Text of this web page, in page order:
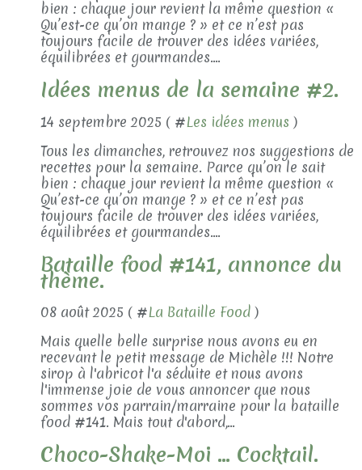
bien : chaque jour revient la même question «
Qu’est-ce qu’on mange ? » et ce n’est pas
toujours facile de trouver des idées variées,
équilibrées et gourmandes....
Idées menus de la semaine #2.
14 septembre 2025 ( #Les idées menus )
Tous les dimanches, retrouvez nos suggestions de
recettes pour la semaine. Parce qu’on le sait
bien : chaque jour revient la même question «
Qu’est-ce qu’on mange ? » et ce n’est pas
toujours facile de trouver des idées variées,
équilibrées et gourmandes....
Bataille food #141, annonce du
thème.
08 août 2025 ( #La Bataille Food )
Mais quelle belle surprise nous avons eu en
recevant le petit message de Michèle !!! Notre
sirop à l'abricot l'a séduite et nous avons
l'immense joie de vous annoncer que nous
sommes vos parrain/marraine pour la bataille
food #141. Mais tout d'abord,...
Choco-Shake-Moi ... Cocktail.